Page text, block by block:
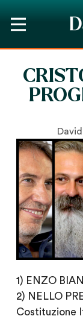
1) ENZO
2) NELLO
Costituzione